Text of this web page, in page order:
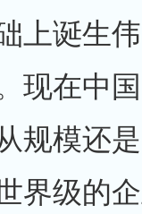
诞生伟
现在中
规模还
界级的